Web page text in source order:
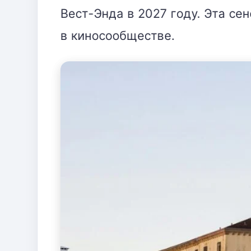
Вест-Энда в 2027 году. Эта
в киносообществе.